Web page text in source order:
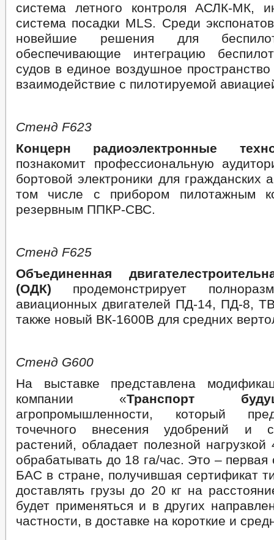
система летного контроля АСЛК-МК,
система посадки MLS. Среди
новейшие решения для
обеспечивающие интеграцию
судов в единое воздушное
взаимодействие с пилотируемой
Стенд F623
Концерн радиоэлектронные
познакомит профессиональную
бортовой электроники для гражданских
том числе с прибором пилотажным
резервным ППКР-СВС.
Стенд F625
Объединенная
(ОДК) продемонстрирует
авиационных двигателей ПД-14, ПД-8,
также новый ВК-1600В для средних
Стенд G600
На выставке представлена
компании «Транспорт
агропромышленности, который
точечного внесения удобрений и
растений, обладает полезной
обрабатывать до 18 га/час. Это – первая
БАС в стране, получившая сертификат
доставлять грузы до 20 кг на
будет применяться и в других
частности, в доставке на короткие и